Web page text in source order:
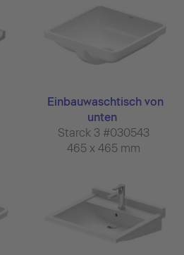
Einbauwaschtisch von
unten
Starck 3 #030543
465 x 465 mm